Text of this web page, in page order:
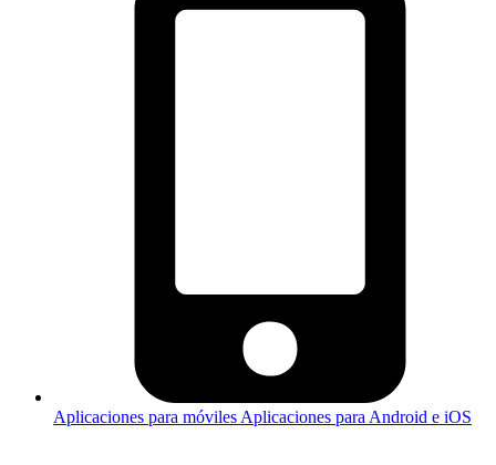
Aplicaciones para móviles Aplicaciones para Android e iOS